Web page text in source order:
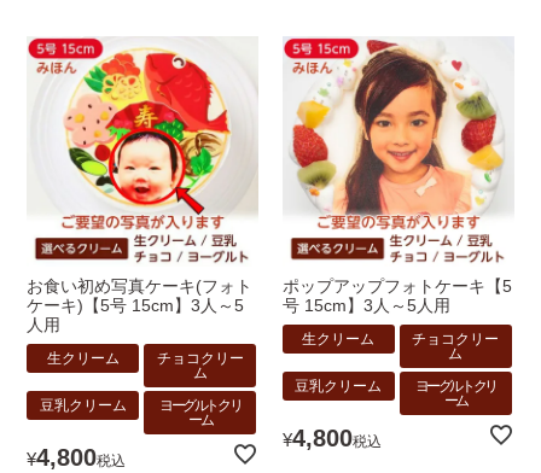
お食い初め写真ケーキ(フォト
ケーキ)【5号 15cm】3人～5
人用
生クリーム
チョコクリー
ム
豆乳クリーム
ヨーグルトクリ
ーム
¥4,800税込
ポップアップフォトケーキ【5
号 15cm】3人～5人用
生クリーム
チョコクリー
ム
豆乳クリーム
ヨーグルトクリ
ーム
¥4,800税込